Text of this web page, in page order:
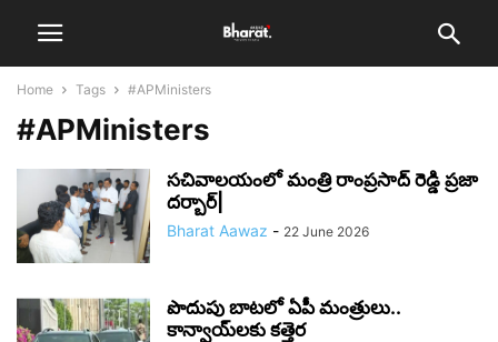
Home Tags #APMinisters
#APMinisters
సచివాలయంలో మంత్రి రాంప్రసాద్ రెడ్డి ప్రజా
దర్బార్|
Bharat Aawaz - 22 June 2026
పొదుపు బాటలో ఏపీ మంత్రులు..
కాన్వాయ్‌లకు కత్తెర